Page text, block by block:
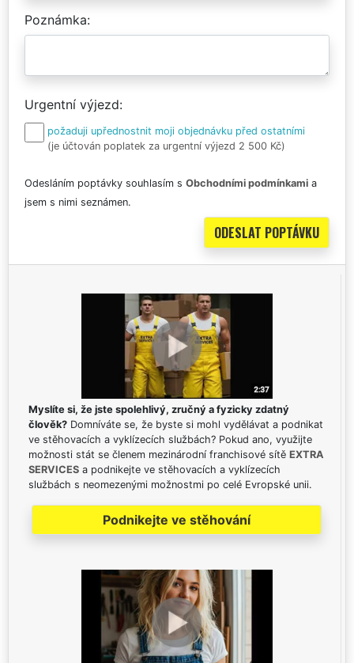
Poznámka
Urgentní výjezd
požaduji upřednostnit moji objednávku před ostatními
(je účtován poplatek za urgentní výjezd 2 500 Kč)
Odesláním poptávky souhlasím s Obchodními podmínkami a
jsem s nimi seznámen.
Myslíte si, že jste spolehlivý, zručný a fyzicky zdatný
člověk? Domníváte se, že byste si mohl vydělávat a podnikat
ve stěhovacích a vyklízecích službách? Pokud ano, využijte
možnosti stát se členem mezinárodní franchisové sítě EXTRA
SERVICES a podnikejte ve stěhovacích a vyklízecích
službách s neomezenými možnostmi po celé Evropské unii.
Podnikejte ve stěhování